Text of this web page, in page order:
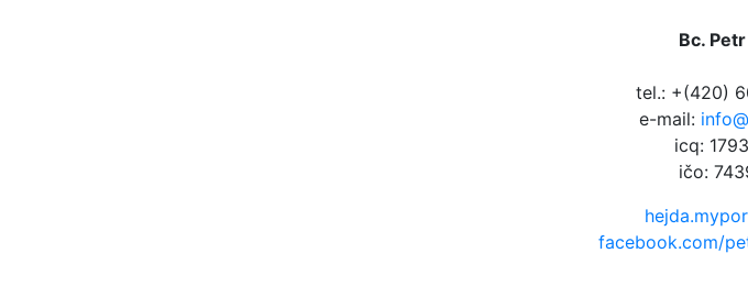
Bc.
tel.: +(420)
e-mail:
icq:
ičo:
facebook.com/